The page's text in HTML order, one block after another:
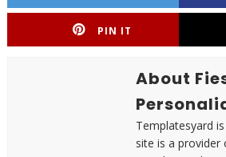
PIN IT
About
Templatesyard
site is a provider